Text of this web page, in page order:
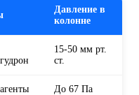
Давление в
колонне
15-50 мм рт.
ст.
До 67 Па